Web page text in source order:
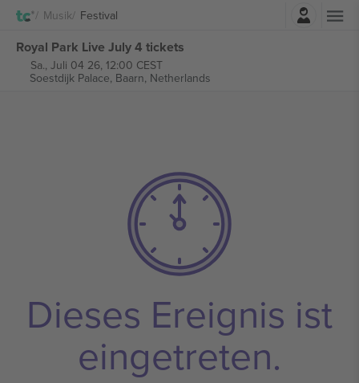
Musik Festival
Royal Park Live July 4 tickets
Sa., Juli 04 26, 12:00 CEST
Soestdijk Palace, Baarn, Netherlands
Dieses Ereignis ist
eingetreten.